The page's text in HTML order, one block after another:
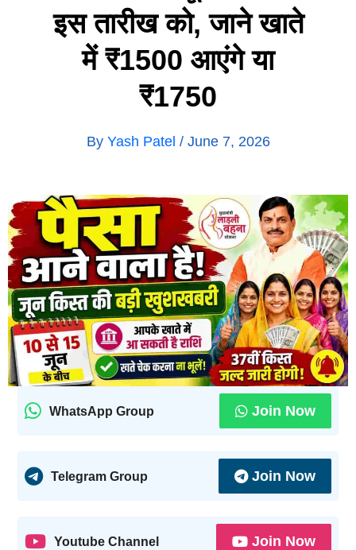
इस तारीख को, जाने खाते
में ₹1500 आएंगे या
₹1750
By Yash Patel / June 7, 2026
WhatsApp Group Join Now
Telegram Group Join Now
Youtube Channel Join Now